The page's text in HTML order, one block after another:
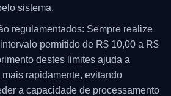
sistema.
regulamentados: Sempre realize
permitido de R$ 10,00 a R$
destes limites ajuda a
rapidamente, evitando
a capacidade de processamento